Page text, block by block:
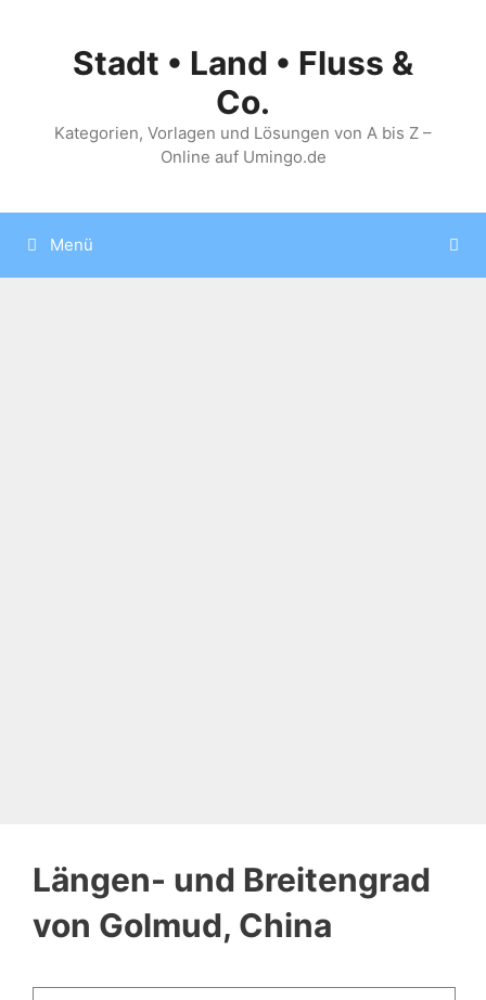
springenStadt • Land • Fluss &
Co.
Kategorien, Vorlagen und Lösungen von A bis Z –
Online auf Umingo.de
Menü
Längen- und Breitengrad
von Golmud, China